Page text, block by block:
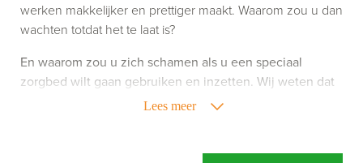
werken makkelijker en prettiger maakt. Waarom zou u dan
wachten totdat het te laat is?
Lees meer
En waarom zou u zich schamen als u een speciaal
zorgbed wilt gaan gebruiken en inzetten. Wij weten dat
het gebruik van zorghulpmiddelen niet altijd leuk is,
zorgbed doet, maar richt u vooral op wat een speciaal